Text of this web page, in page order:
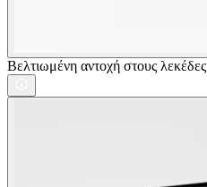
Βελτιωμένη αντοχή στους λεκέδες